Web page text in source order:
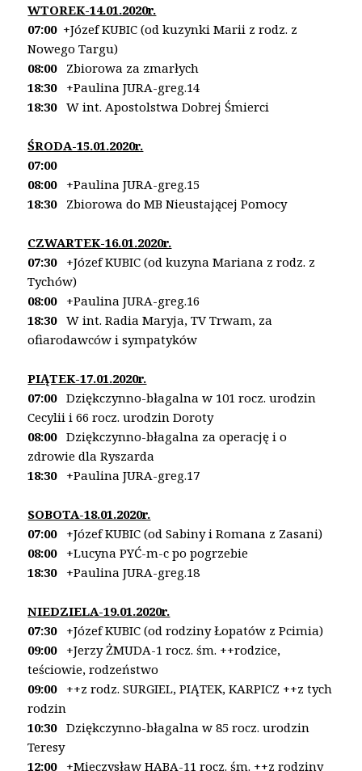
WTOREK-14.01.2020r.
07:00+Józef KUBIC (od kuzynki Marii z rodz. z
Nowego Targu)
08:00 Zbiorowa za zmarłych
18:30 +Paulina JURA-greg.14
18:30W int. Apostolstwa Dobrej Śmierci
ŚRODA-15.01.2020r.
07:00
08:00+Paulina JURA-greg.15
18:30 Zbiorowa do MB Nieustającej Pomocy
CZWARTEK-16.01.2020r.
07:30+Józef KUBIC (od kuzyna Mariana z rodz. z
Tychów)
08:00+Paulina JURA-greg.16
18:30W int. Radia Maryja, TV Trwam, za
ofiarodawcówi sympatyków
PIĄTEK-17.01.2020r.
07:00Dziękczynno-błagalna w 101 rocz. urodzin
Cecylii i 66 rocz. urodzin Doroty
08:00Dziękczynno-błagalna za operację i o
zdrowiedla Ryszarda
18:30 +Paulina JURA-greg.17
SOBOTA-18.01.2020r.
07:00+Józef KUBIC (od Sabiny i Romana z Zasani)
08:00 +Lucyna PYĆ-m-c po pogrzebie
18:30 +Paulina JURA-greg.18
NIEDZIELA-19.01.2020r.
07:30+Józef KUBIC (od rodziny Łopatów z Pcimia)
09:00+Jerzy ŻMUDA-1 rocz. śm. ++rodzice,
teściowie, rodzeństwo
09:00++z rodz. SURGIEL, PIĄTEK, KARPICZ ++z tych
rodzin
10:30Dziękczynno-błagalna w 85 rocz. urodzin
Teresy
12:00 +Mieczysław HABA-11 rocz. śm. ++z rodziny